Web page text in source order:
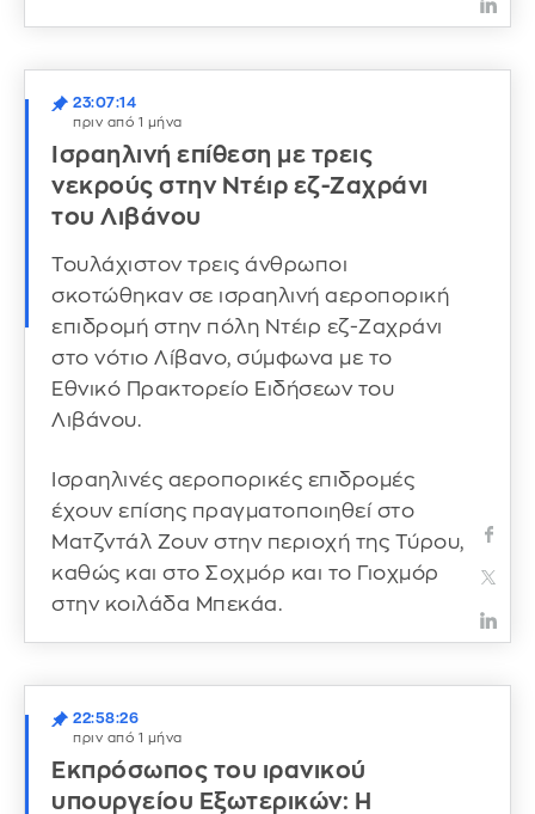
23:07:14
πριν από 1 μήνα
Ισραηλινή επίθεση με τρεις
νεκρούς στην Ντέιρ εζ-Ζαχράνι
του Λιβάνου
Τουλάχιστον τρεις άνθρωποι
σκοτώθηκαν σε ισραηλινή αεροπορική
επιδρομή στην πόλη Ντέιρ εζ-Ζαχράνι
στο νότιο Λίβανο, σύμφωνα με το
Εθνικό Πρακτορείο Ειδήσεων του
Λιβάνου.
Ισραηλινές αεροπορικές επιδρομές
έχουν επίσης πραγματοποιηθεί στο
Ματζντάλ Ζουν στην περιοχή της Τύρου,
καθώς και στο Σοχμόρ και το Γιοχμόρ
στην κοιλάδα Μπεκάα.
22:58:26
πριν από 1 μήνα
Εκπρόσωπος του ιρανικού
υπουργείου Εξωτερικών: Η